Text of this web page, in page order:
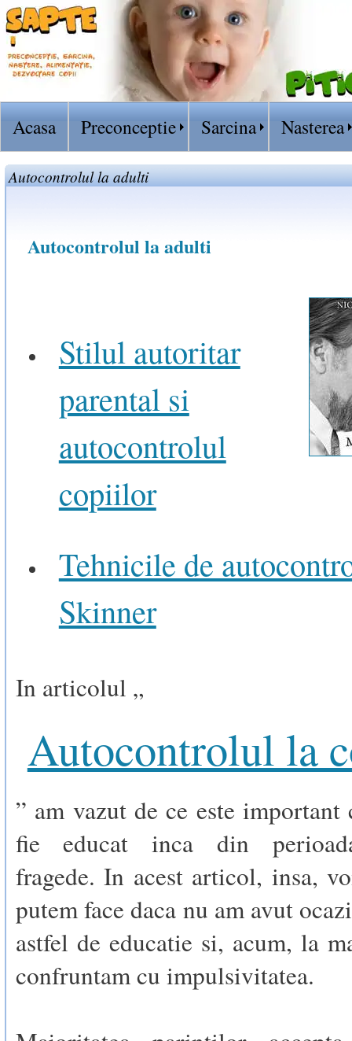
Acasa Preconceptie Sarcina Nasterea
Autocontrolul la adulti
Autocontrolul la adulti
Stilul autoritar
parental si
autocontrolul
copiilor
Tehnicile de
Skinner
In articolul „
Autocontrolul la
” am vazut de ce este important
fie educat inca din
fragede. In acest articol, insa,
putem face daca nu am avut
astfel de educatie si, acum, la
confruntam cu impulsivitatea.